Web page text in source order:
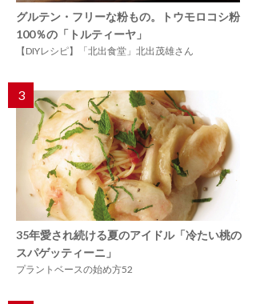
グルテン・フリーな粉もの。トウモロコシ粉
100％の「トルティーヤ」
【DIYレシピ】「北出食堂」北出茂雄さん
3
35年愛され続ける夏のアイドル「冷たい桃の
スパゲッティーニ」
プラントベースの始め方52